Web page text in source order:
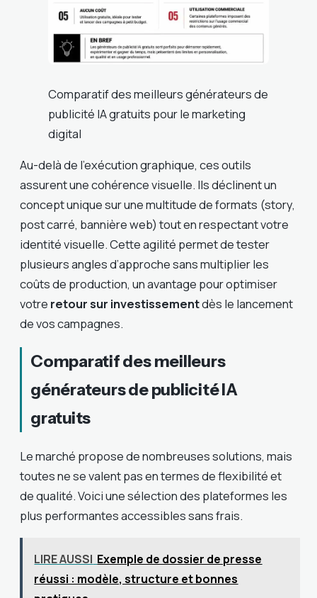
Comparatif des meilleurs générateurs de
publicité IA gratuits pour le marketing
digital
Au-delà de l’exécution graphique, ces outils
assurent une cohérence visuelle. Ils déclinent un
concept unique sur une multitude de formats (story,
post carré, bannière web) tout en respectant votre
identité visuelle. Cette agilité permet de tester
plusieurs angles d’approche sans multiplier les
coûts de production, un avantage pour optimiser
votre retour sur investissementdès le lancement
de vos campagnes.
Comparatif des meilleurs
générateurs de publicité IA
gratuits
Le marché propose de nombreuses solutions, mais
toutes ne se valent pas en termes de flexibilité et
de qualité. Voici une sélection des plateformes les
plus performantes accessibles sans frais.
LIRE AUSSI Exemple de dossier de presse
réussi : modèle, structure et bonnes